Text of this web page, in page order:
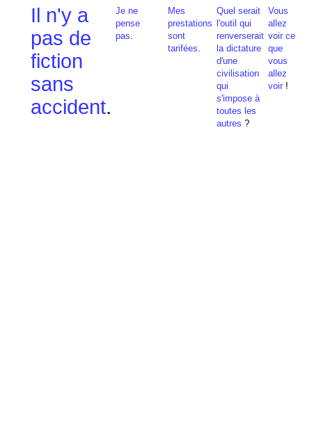
Il n'y a
pas de
fiction
sans
accident.
Je ne
pense
pas.
Mes
prestations
sont
tarifées.
Quel serait
l'outil qui
renverserait
la dictature
d'une
civilisation
qui
s'impose à
toutes les
autres ?
Vous
allez
voir ce
que
vous
allez
voir!